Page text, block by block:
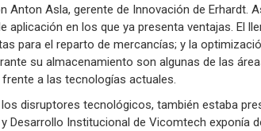
Anton Asla, gerente de Innovación de Erhardt.
aplicación en los que ya presenta ventajas. El
para el reparto de mercancías; y la
su almacenamiento son algunas de las
a las tecnologías actuales.
disruptores tecnológicos, también estaba
Desarrollo Institucional de Vicomtech exponía